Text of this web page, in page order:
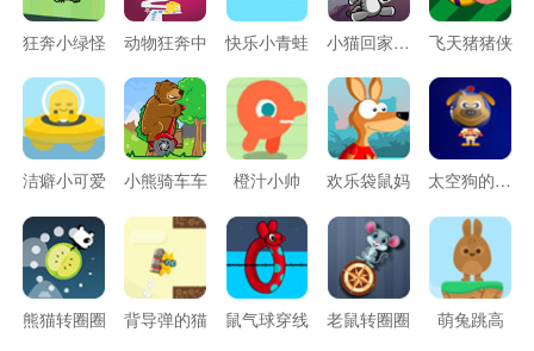
狂奔小绿怪 动物狂奔中 快乐小青蛙 小猫回家之旅 飞天猪猪侠
洁癖小可爱 小熊骑车车 橙汁小帅 欢乐袋鼠妈 太空狗的故事
熊猫转圈圈 背导弹的猫 鼠气球穿线 老鼠转圈圈 萌兔跳高